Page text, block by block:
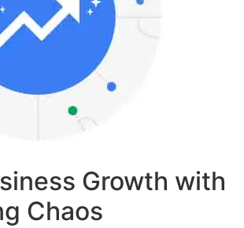
Growth with
Chaos